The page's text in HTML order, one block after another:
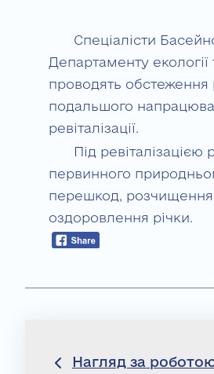
Спеціалісти
Департаменту екології
проводять обстеження
подальшого
ревіталізації.
Під
первинного
перешкод, розчищення
оздоровлення річки.
Навігація
Нагляд за